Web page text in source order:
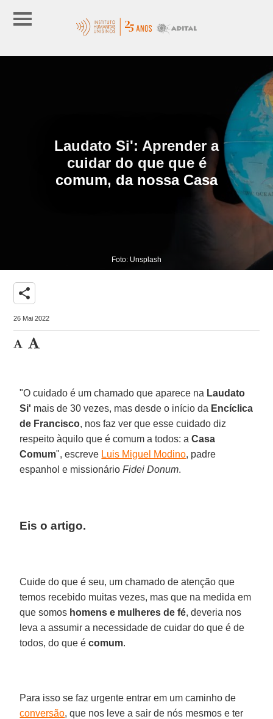
Laudato Si': Aprender a
cuidar do que que é
comum, da nossa Casa
Foto: Unsplash
share
26 Mai 2022
"O cuidado é um chamado que aparece na Laudato
Si' mais de 30 vezes, mas desde o início da Encíclica
de Francisco, nos faz ver que esse cuidado diz
respeito àquilo que é comum a todos: aCasa
Comum", escreve Luis Miguel Modino, padre
espanhol e missionárioFidei Donum.
Eis o artigo.
Cuide do que é seu, um chamado de atenção que
temos recebido muitas vezes, mas que na medida em
que somos homens e mulheres de fé, deveria nos
leva a assumir a necessidade de cuidar do que é de
todos, do que écomum.
Para isso se faz urgente entrar em um caminho de
conversão, que nos leve a sair de nós mesmos e ter